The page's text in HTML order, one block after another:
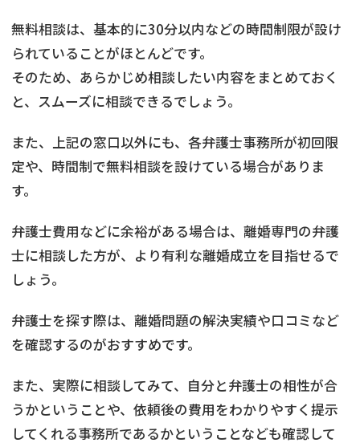
無料相談は、基本的に30分以内などの時間制限が設け
られていることがほとんどです。
そのため、あらかじめ相談したい内容をまとめておく
と、スムーズに相談できるでしょう。
また、上記の窓口以外にも、各弁護士事務所が初回限
定や、時間制で無料相談を設けている場合がありま
す。
弁護士費用などに余裕がある場合は、離婚専門の弁護
士に相談した方が、より有利な離婚成立を目指せるで
しょう。
弁護士を探す際は、離婚問題の解決実績や口コミなど
を確認するのがおすすめです。
また、実際に相談してみて、自分と弁護士の相性が合
うかということや、依頼後の費用をわかりやすく提示
してくれる事務所であるかということなども確認して